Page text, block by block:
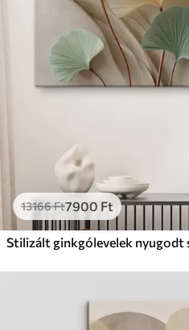
Prémium
Ft
Élénk, gazdag színek
Fakulásálló
✓Biztonságos, szagtalan tinta
Eco-Prémium
Tól12405Ft
✓Élénk, gazdag színek
✓Fakulásálló
Környezetbarát anyag
13166Ft7900 Ft